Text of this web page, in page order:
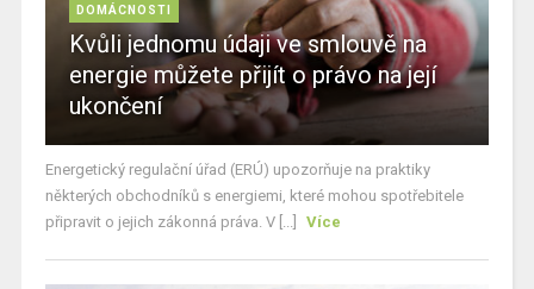
DOMÁCNOSTI
Kvůli jednomu údaji ve smlouvě na
energie můžete přijít o právo na její
ukončení
Energetický regulační úřad (ERÚ) upozorňuje na praktiky
některých obchodníků s energiemi, které mohou spotřebitele
připravit o jejich zákonná práva. V [...]
Více